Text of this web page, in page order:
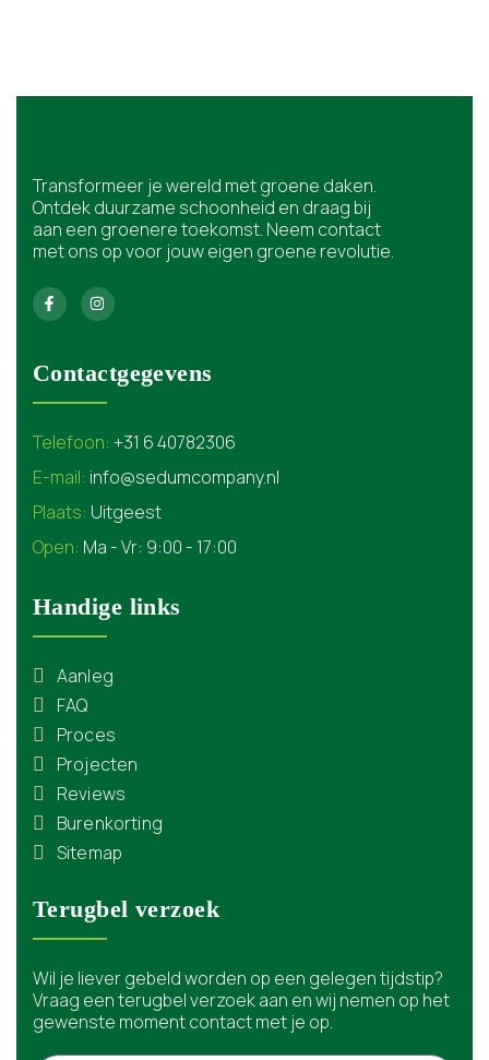
Transformeer je wereld met groene daken.
Ontdek duurzame schoonheid en draag bij
aan een groenere toekomst. Neem contact
met ons op voor jouw eigen groene revolutie.
Contactgegevens
Telefoon: +31 6 40782306
E-mail: info@sedumcompany.nl
Plaats: Uitgeest
Open: Ma - Vr: 9:00 - 17:00
Handige links
Aanleg
FAQ
Proces
Projecten
Reviews
Burenkorting
Sitemap
Terugbel verzoek
Wil je liever gebeld worden op een gelegen tijdstip?
Vraag een terugbel verzoek aan en wij nemen op het
gewenste moment contact met je op.